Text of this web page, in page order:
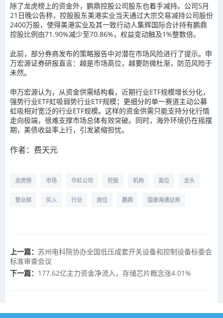
除了龙虎榜上的资金外，鹏鼎控股公司股东也着手减持。公司5月
21日晚公告称，控股股东美港实业当天通过大宗交易减持公司股份
2400万股，使得美港实业及其一致行动人集辉国际合计持有鹏鼎
控股比例由71.90%减少至70.86%，权益变动触及1%整数倍。
此前，部分券商发布的策略报告中对潜在市场风险进行了提示。申
万宏源证券研报直言：越是市场高位，越要防微杜渐，防范风险于
未然。
申万宏源认为，从资金供需结构看，近期行业ETF规模增长分化，
强势行业ETF虹吸弱势行业ETF规模；更细分的单一赛道主动公募
虹吸相对宽泛的行业ETF规模。这样的资金供需只能支持分化行情
走向极端，很难支撑市场总体有效突破。同时，海外环境仍在摇摆
期，美债收益率上行，引发紧缩担忧。
作者： 费天元
龙虎榜 市场 华虹公司 控股 机构 高位 龙头
营业部 买入 行业 席位 鹏鼎 国泰海通证券
上一篇： 苏州电科院协办全国低压成套开关设备和控制设备标委会
标准审查会议
下一篇： 177.62亿主力资金净流入，存储芯片概念涨4.01%